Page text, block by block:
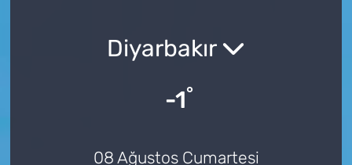
Diyarbakır
-1°
08 Ağustos Cumartesi